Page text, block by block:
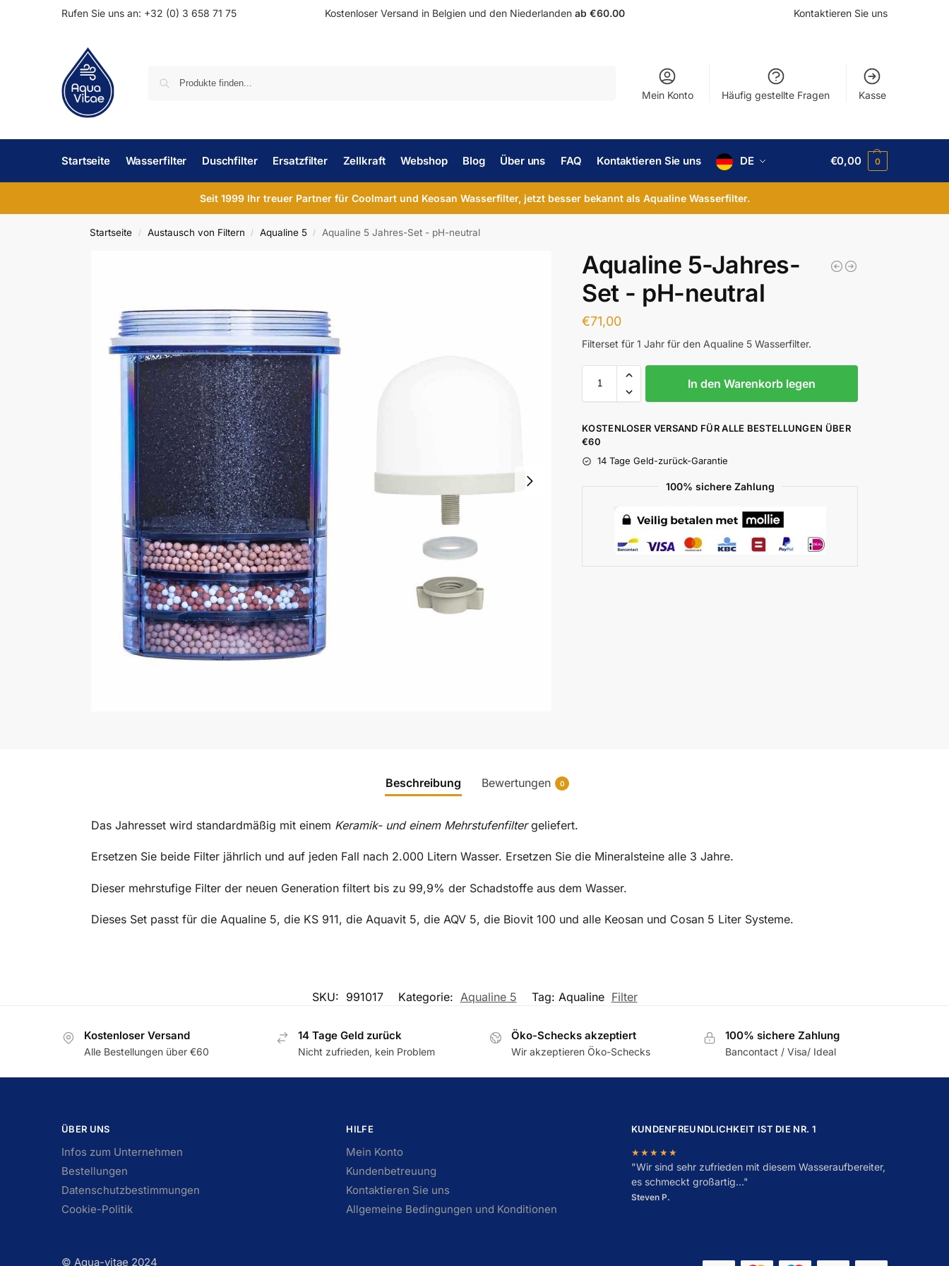
Rufen Sie uns an: +32 (0) 3 658 71 75 Kostenloser Versand in Belgien und den Niederlanden ab €60.00 Kontaktieren Sie uns
Mein Konto Häufig gestellte Fragen Kasse
Startseite Wasserfilter Duschfilter Ersatzfilter Zellkraft Webshop Blog Über uns FAQ Kontaktieren Sie uns DE €0,00 0
Seit 1999 Ihr treuer Partner für Coolmart und Keosan Wasserfilter, jetzt besser bekannt als Aqualine Wasserfilter.
Startseite / Austausch von Filtern / Aqualine 5 / Aqualine 5 Jahres-Set - pH-neutral
Aqualine 5-Jahres-
Set - pH-neutral
€71,00
Filterset für 1 Jahr für den Aqualine 5 Wasserfilter.
In den Warenkorb legen
KOSTENLOSER VERSAND FÜR ALLE BESTELLUNGEN ÜBER
€60
14 Tage Geld-zurück-Garantie
100% sichere Zahlung
Beschreibung Bewertungen 0
Das Jahresset wird standardmäßig mit einem Keramik- und einem Mehrstufenfiltergeliefert.
Ersetzen Sie beide Filter jährlich und auf jeden Fall nach 2.000 Litern Wasser. Ersetzen Sie die Mineralsteine alle 3 Jahre.
Dieser mehrstufige Filter der neuen Generation filtert bis zu 99,9% der Schadstoffe aus dem Wasser.
Dieses Set passt für die Aqualine 5, die KS 911, die Aquavit 5, die AQV 5, die Biovit 100 und alle Keosan und Cosan 5 Liter Systeme.
SKU: 991017 Kategorie: Aqualine 5 Tag: Aqualine Filter
Kostenloser Versand
Alle Bestellungen über €60
14 Tage Geld zurück
Nicht zufrieden, kein Problem
Öko-Schecks akzeptiert
Wir akzeptieren Öko-Schecks
100% sichere Zahlung
Bancontact / Visa/ Ideal
ÜBER UNS
Infos zum Unternehmen
Bestellungen
Datenschutzbestimmungen
Cookie-Politik
HILFE
Mein Konto
Kundenbetreuung
Kontaktieren Sie uns
Allgemeine Bedingungen und Konditionen
KUNDENFREUNDLICHKEIT IST DIE NR. 1
★★★★★
"Wir sind sehr zufrieden mit diesem Wasseraufbereiter,
es schmeckt großartig..."
Steven P.
© Aqua-vitae 2024